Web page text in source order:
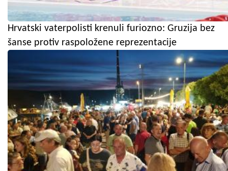
Hrvatski vaterpolisti krenuli furiozno: Gruzija bez
šanse protiv raspoložene reprezentacije